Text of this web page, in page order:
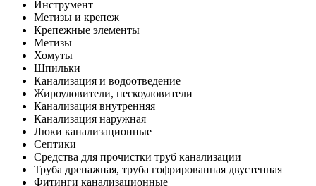
Инструмент
Метизы и крепеж
Крепежные элементы
Метизы
Хомуты
Шпильки
Канализация и водоотведение
Жироуловители, пескоуловители
Канализация внутренняя
Канализация наружная
Люки канализационные
Септики
Средства для прочистки труб канализации
Труба дренажная, труба гофрированная двустенная
Фитинги канализационные